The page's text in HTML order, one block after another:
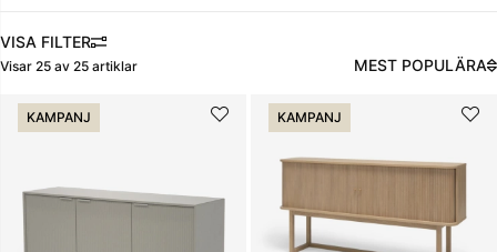
FILTRERA
Visar 25 av 25 artiklar MEST POPULÄRA
Produkter
KAMPANJ KAMPANJ